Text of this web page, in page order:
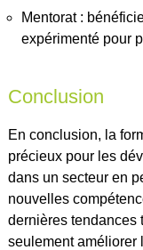
Mentorat :
expérimenté pour
Conclusion
En conclusion, la
précieux pour les
dans un secteur en
nouvelles
dernières tendances
seulement améliorer